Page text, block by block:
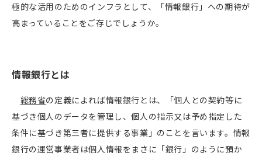
極的な活用のためのインフラとして、「情報銀行」への期待が
高まっていることをご存じでしょうか。
情報銀行とは
総務省の定義によれば情報銀行とは、「個人との契約等に
基づき個人のデータを管理し、個人の指示又は予め指定した
条件に基づき第三者に提供する事業」のことを言います。情報
銀行の運営事業者は個人情報をまさに「銀行」のように預か